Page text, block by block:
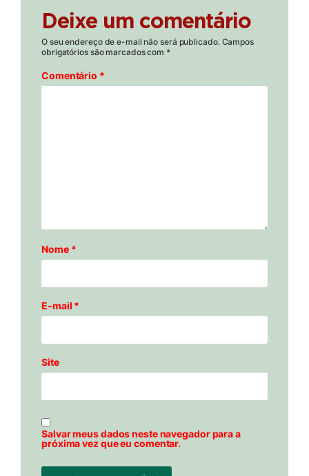
Deixe um comentário
O seu endereço de e-mail não será publicado. Campos
obrigatórios são marcados com *
Comentário *
Nome *
E-mail *
Site
Salvar meus dados neste navegador para a
próxima vez que eu comentar.